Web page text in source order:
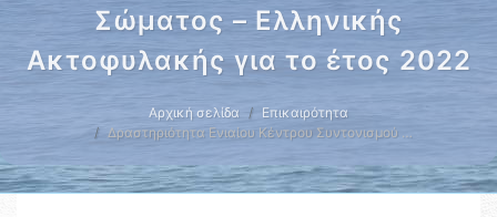
Σώματος – Ελληνικής
Ακτοφυλακής για το έτος 2022
Αρχική σελίδα
Επικαιρότητα
Δραστηριότητα Ενιαίου Κέντρου Συντονισμού …